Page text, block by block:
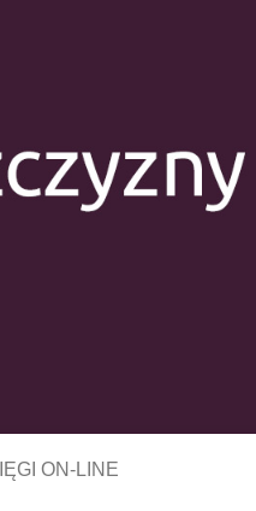
W
ON-LINE